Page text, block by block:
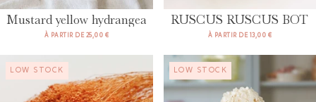
Mustard yellow hydrangea
À PARTIR DE 25,00 €
RUSCUS RUSCUS BOT
À PARTIR DE 13,00 €
LOW STOCK LOW STOCK